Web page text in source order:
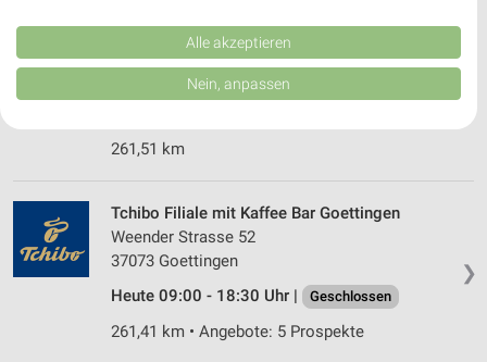
C&A Göttingen
Weender strasse 19
37073 Göttingen
261,51 km
❯
Tchibo Filiale mit Kaffee Bar Goettingen
Weender Strasse 52
37073 Goettingen
Heute 09:00 - 18:30 Uhr |
Geschlossen
261,41 km • Angebote: 5 Prospekte
Kombinationen von Daten aus verschiedenen Quellen. Entwicklung und
Verbesserung der Angebote. Verwendung reduzierter Daten zur Auswahl
von Inhalten.
Daten können außerhalb der Europäischen Union weitergegeben und in die
Website/App.
Partnerliste anzeigen (1 IAB-Anbieter)
IAB-Verarbeitungszwecke:
Speichern von oder Zugriff auf Informationen
auf einem Endgerät
Verwendung reduzierter Daten zur Auswahl von
Werbeanzeigen
Alle akzeptieren
Nein, anpassen